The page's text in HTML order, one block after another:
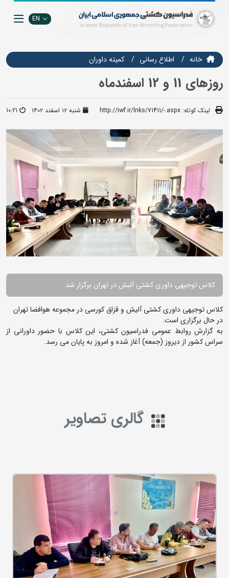
EN
خانه اطلاع رسانی کمیته داوران
روزهای 11 و 12 اسفندماه
لینک کوتاه: http://iwf.ir/lnks/71411/-.aspx شنبه ۱۲ اسفند ۱۴۰۲ 10:21
کلاس توجیهی داوری کشتی آلیش در تهران برگزار شد
کلاس توجیهی داوری کشتی آلیش و قزاق کورسی در مجموعه هوافضا تهران
در حال برگزاری است.
به گزارش روابط عمومی فدراسیون کشتی، این کلاس با حضور داورانی از
سراس کشور از دیروز (جمعه) آغاز شده و امروز به پایان می رسد.
گالری تصاویر